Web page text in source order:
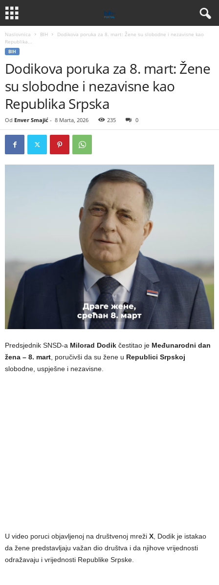
Naslovnica BIH
Dodikova poruka za 8. mart: Žene su slobodne i nezavisne kao
Republika...
BIH
Dodikova poruka za 8. mart: Žene
su slobodne i nezavisne kao
Republika Srpska
Od Enver Smajić - 8 Marta, 2026 235 0
Predsjednik SNSD-a Milorad Dodik čestitao je Međunarodni dan
žena – 8. mart , poručivši da su žene u Republici Srpskoj
slobodne, uspješne i nezavisne.
U video poruci objavljenoj na društvenoj mreži X , Dodik je istakao
da žene predstavljaju važan dio društva i da njihove vrijednosti
odražavaju i vrijednosti Republike Srpske.